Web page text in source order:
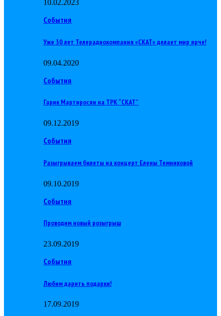
10.02.2023
События
Уже 30 лет Телерадиокомпания «СКАТ» делает мир ярче!
09.04.2020
События
Гарик Мартиросян на ТРК “СКАТ”
09.12.2019
События
Разыгрываем билеты на концерт Елены Темниковой
09.10.2019
События
Проводим новый розыгрыш
23.09.2019
События
Любим дарить подарки!
17.09.2019